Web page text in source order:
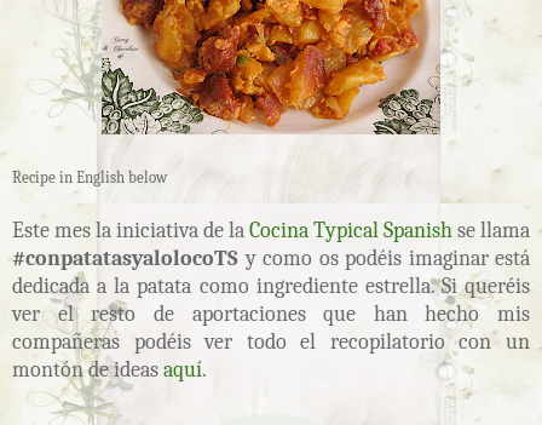
Recipe in English below
Este mes la iniciativa de laCocina Typical Spanishse llama
#conpatatasyalolocoTS y como os podéis imaginar está
dedicada a la patata como ingrediente estrella. Si queréis
ver el resto de aportaciones que han hecho mis
compañeras podéis ver todo el recopilatorio con un
montón de ideasaquí.